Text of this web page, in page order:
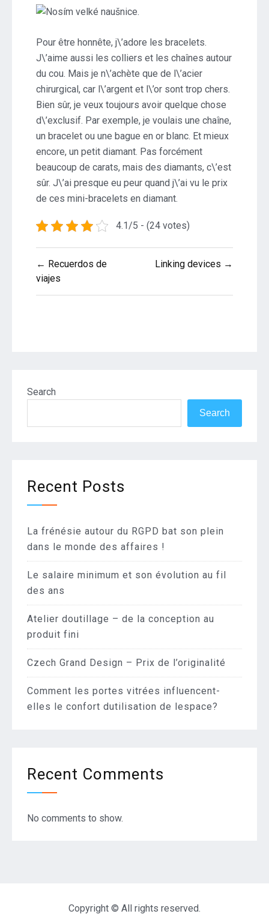
Pour être honnête, j\’adore les bracelets.
J\’aime aussi les colliers et les chaînes autour
du cou. Mais je n\’achète que de l\’acier
chirurgical, car l\’argent et l\’or sont trop chers.
Bien sûr, je veux toujours avoir quelque chose
d\’exclusif. Par exemple, je voulais une chaîne,
un bracelet ou une bague en or blanc. Et mieux
encore, un petit diamant. Pas forcément
beaucoup de carats, mais des diamants, c\’est
sûr. J\’ai presque eu peur quand j\’ai vu le prix
de ces mini-bracelets en diamant.
4.1/5 - (24 votes)
Post
navigation
← Recuerdos de
viajes
Linking devices →
Search
Search
Recent Posts
La frénésie autour du RGPD bat son plein
dans le monde des affaires !
Le salaire minimum et son évolution au fil
des ans
Atelier doutillage – de la conception au
produit fini
Czech Grand Design – Prix de l’originalité
Comment les portes vitrées influencent-
elles le confort dutilisation de lespace?
Recent Comments
No comments to show.
Copyright © All rights reserved.